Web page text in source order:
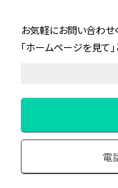
お気軽にお問い合わせ
「ホームページを見て
電